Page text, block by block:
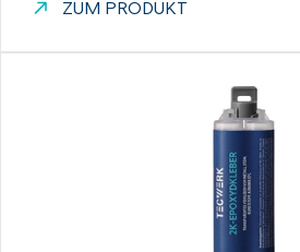
ZUM PRODUKT